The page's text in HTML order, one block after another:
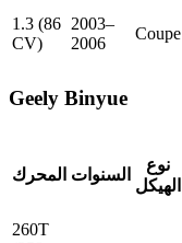
1.3 (86
CV)
2003–
2006
Coupe
Geely Binyue
المحرك السنوات
نوع
الهيكل
260T